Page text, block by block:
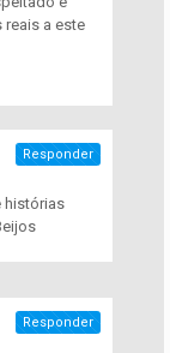
a este
histórias
Responder
Responder